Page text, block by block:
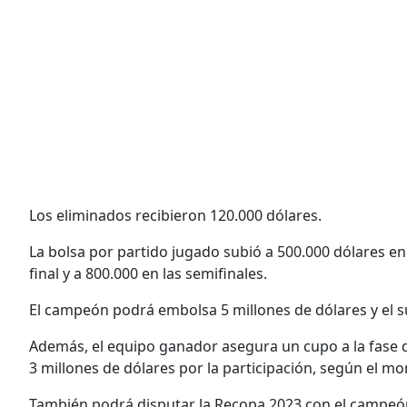
Los eliminados recibieron 120.000 dólares.
La bolsa por partido jugado subió a 500.000 dólares
final y a 800.000 en las semifinales.
El campeón podrá embolsa 5 millones de dólares y el
Además, el equipo ganador asegura un cupo a la
3 millones de dólares por la participación, según el